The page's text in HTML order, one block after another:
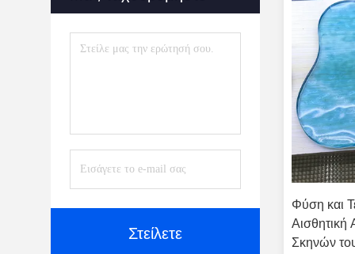
Φραγμοί Τούβλου Γυαλιού
Στείλετε
Φύση και
Σκηνών